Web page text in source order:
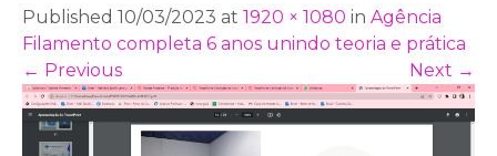
Published 10/03/2023 at 1920 × 1080 in Agência
Filamento completa 6 anos unindo teoria e prática
← Previous Next →